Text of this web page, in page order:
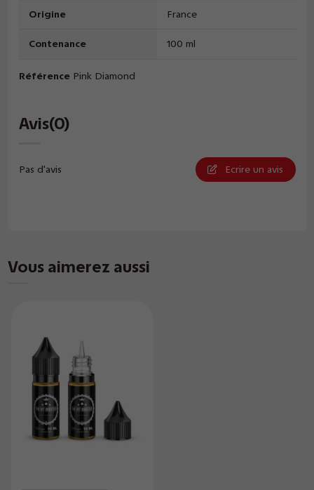
Origine France
Contenance 100 ml
Référence Pink Diamond
Avis(0)
Pas d'avis Ecrire un avis
Vous aimerez aussi